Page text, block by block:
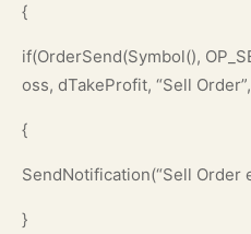
{
if(OrderSend(Symbol(),
oss, dTakeProfit, “Sell
{
SendNotification(“Sell Order
}